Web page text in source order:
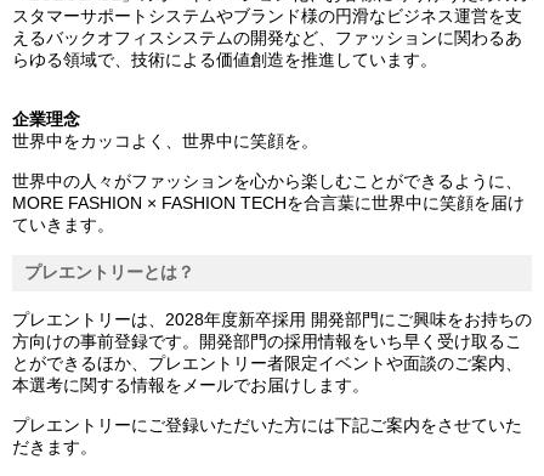
スタマーサポートシステムやブランド様の円滑なビジネス運営を支
えるバックオフィスシステムの開発など、ファッションに関わるあ
らゆる領域で、技術による価値創造を推進しています。
企業理念
世界中をカッコよく、世界中に笑顔を。
世界中の人々がファッションを心から楽しむことができるように、
MORE FASHION × FASHION TECHを合言葉に世界中に笑顔を届け
ていきます。
プレエントリーとは？
プレエントリーは、2028年度新卒採用 開発部門にご興味をお持ちの
方向けの事前登録です。開発部門の採用情報をいち早く受け取るこ
とができるほか、プレエントリー者限定イベントや面談のご案内、
本選考に関する情報をメールでお届けします。
プレエントリーにご登録いただいた方には下記ご案内をさせていた
だきます。